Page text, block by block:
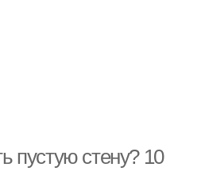
пустую стену? 10